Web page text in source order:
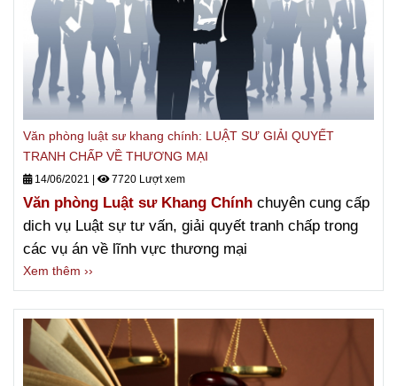
Văn phòng luật sư khang chính: LUẬT SƯ GIẢI QUYẾT
TRANH CHẤP VỀ THƯƠNG MẠI
14/06/2021 | 7720 Lượt xem
Văn phòng Luật sư Khang Chính chuyên cung cấp
dich vụ Luật sự tư vấn, giải quyết tranh chấp trong
các vụ án về lĩnh vực thương mại
Xem thêm ››